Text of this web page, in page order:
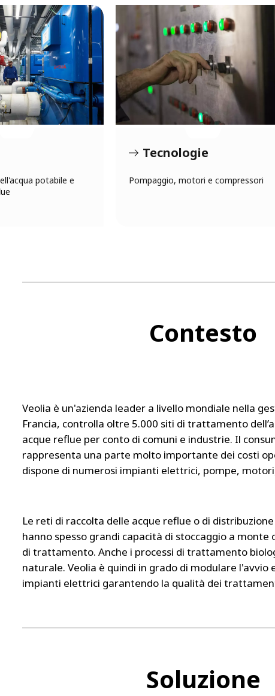
potabile e
Tecnologie
Pompaggio, motori e compressori
Contesto
Veolia è un'azienda leader a livello mondiale nella
Francia, controlla oltre 5.000 siti di trattamento
acque reflue per conto di comuni e industrie. Il
rappresenta una parte molto importante dei costi
dispone di numerosi impianti elettrici, pompe,
Le reti di raccolta delle acque reflue o di
hanno spesso grandi capacità di stoccaggio a monte
di trattamento. Anche i processi di trattamento
naturale. Veolia è quindi in grado di modulare l'avvio
impianti elettrici garantendo la qualità dei
Soluzione